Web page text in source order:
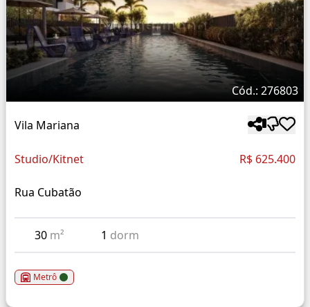
Cód.: 276803
Vila Mariana
Studio/Kitnet R$ 625.400
Rua Cubatão
30 m² 1 dorm
Metrô